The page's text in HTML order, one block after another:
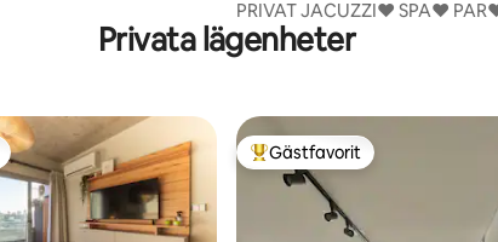
PRIVAT JACUZZI♥ SPA♥
PALERMO SOHO♥ BEST LCTN
Privata lägenheter
Populär gästfavorit
Gästfavorit